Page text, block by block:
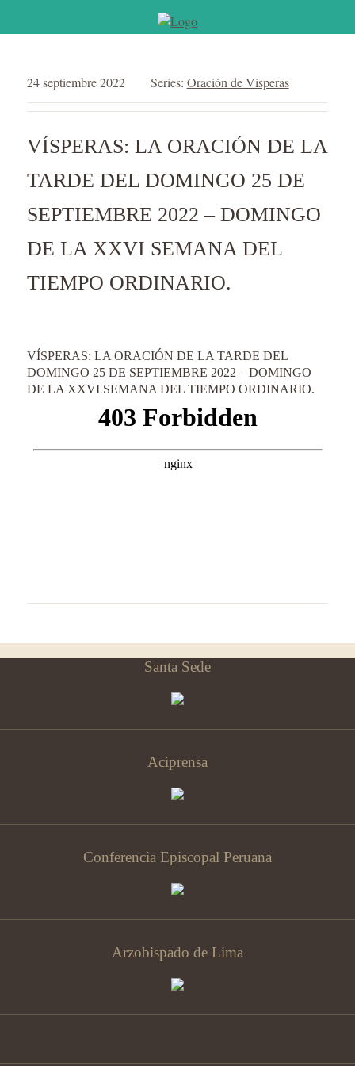
24 septiembre 2022 Series: Oración de Vísperas
VÍSPERAS: LA ORACIÓN DE LA
TARDE DEL DOMINGO 25 DE
SEPTIEMBRE 2022 – DOMINGO
DE LA XXVI SEMANA DEL
TIEMPO ORDINARIO.
VÍSPERAS: LA ORACIÓN DE LA TARDE DEL
DOMINGO 25 DE SEPTIEMBRE 2022 – DOMINGO
DE LA XXVI SEMANA DEL TIEMPO ORDINARIO.
Santa Sede
Aciprensa
Conferencia Episcopal Peruana
Arzobispado de Lima